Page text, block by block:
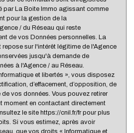
par La Boite Immo agissant comme
pour la gestion de la
/ du Réseau qui reste
de vos Données personnelles. La
sur l'intérêt légitime de l'Agence
jusqu'à demande de
à l'Agence / au Réseau.
et libertés », vous disposez
d’effacement, d’opposition, de
vos données. Vous pouvez retirer
moment en contactant directement
le site https://cnil.fr/fr pour plus
Si vous estimez, après avoir
que vos droits « Informatique et